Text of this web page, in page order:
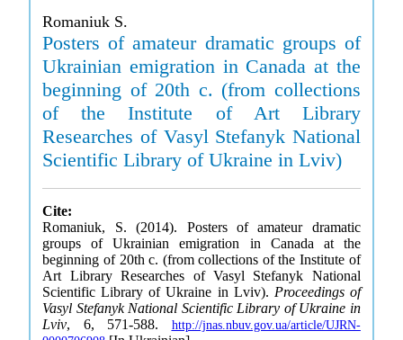
Romaniuk S.
Posters of amateur dramatic groups of
Ukrainian emigration in Canada at the
beginning of 20th c. (from collections
of the Institute of Art Library
Researches of Vasyl Stefanyk National
Scientific Library of Ukraine in Lviv)
Cite:
Romaniuk, S. (2014). Posters of amateur dramatic
groups of Ukrainian emigration in Canada at the
beginning of 20th c. (from collections of the Institute of
Art Library Researches of Vasyl Stefanyk National
Scientific Library of Ukraine in Lviv). Proceedings of
Vasyl Stefanyk National Scientific Library of Ukraine in
Lviv, 6, 571-588. http://jnas.nbuv.gov.ua/article/UJRN-